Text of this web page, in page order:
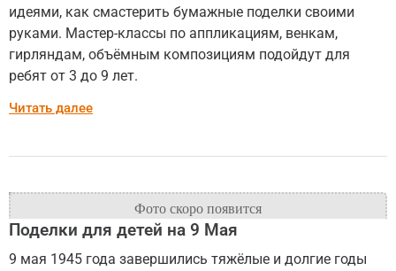
идеями, как смастерить бумажные поделки своими
руками. Мастер-классы по аппликациям, венкам,
гирляндам, объёмным композициям подойдут для
ребят от 3 до 9 лет.
Читать далее
Поделки для детей на 9 Мая
9 мая 1945 года завершились тяжёлые и долгие годы